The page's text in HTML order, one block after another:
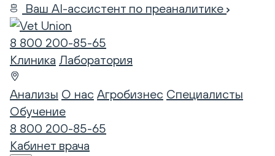
Ваш AI-ассистент по преаналитике
8 800 200-85-65
Клиника Лаборатория
Анализы О нас Агробизнес Специалисты
Обучение
8 800 200-85-65
Кабинет врача